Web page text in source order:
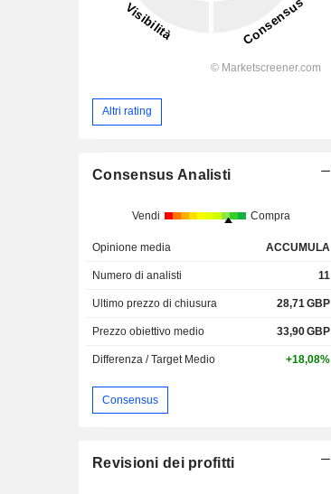
Altri rating
Consensus Analisti
Vendi Compra
Opinione media ACCUMULA
Numero di analisti 11
Ultimo prezzo di chiusura 28,71GBP
Prezzo obiettivo medio 33,90GBP
Differenza / Target Medio +18,08%
Consensus
Revisioni dei profitti